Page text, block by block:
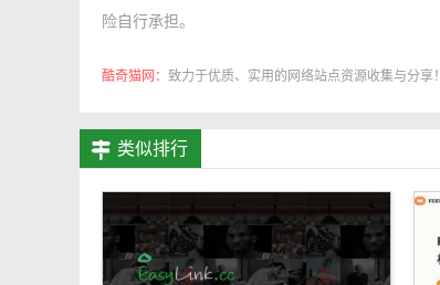
险自行承担。
酷奇猫网： 致力于优质、实用的网络站点资源收集与分享！
类似排行